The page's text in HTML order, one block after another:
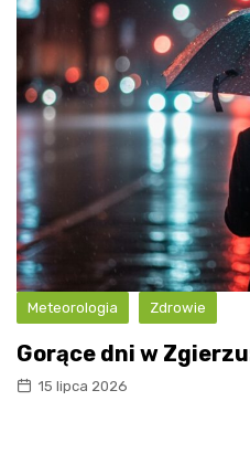
Meteorologia Zdrowie
Gorące dni w
15 lipca 2026